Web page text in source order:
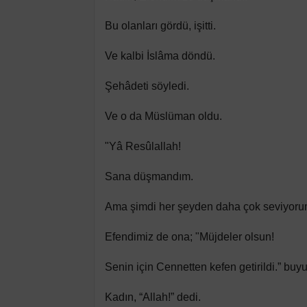
Bu olanları gördü, işitti.
Ve kalbi İslâma döndü.
Şehâdeti söyledi.
Ve o da Müslüman oldu.
"Yâ Resûlallah!
Sana düşmandım.
Ama şimdi her şeyden daha çok
Efendimiz de ona; "Müjdeler olsun!
Senin için Cennetten kefen getirildi.”
Kadın, “Allah!” dedi.